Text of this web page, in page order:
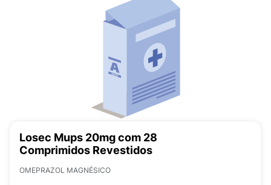
Losec Mups 20mg com 28
Comprimidos Revestidos
OMEPRAZOL MAGNÉSICO